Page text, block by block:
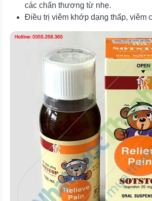
các chấn thương từ nhẹ.
Điều trị viêm khớp dạng thấp, viêm